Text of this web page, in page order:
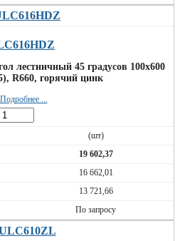
лестничный 45 градусов 100x600
R660, горячий цинк
Подробнее ...
(шт)
19 602,37
16 662,01
13 721,66
По запросу